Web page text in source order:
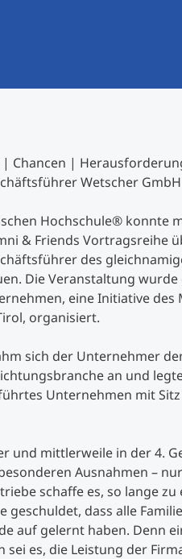
Chancen |
Wetscher
Hochschule® konnte
& Friends Vortragsreihe
des
Die Veranstaltung
eine Initiative des
organisiert.
sich der Unternehmer
an und
Unternehmen mit
und mittlerweile in der 4.
Ausnahmen –
schaffe es, so lange zu
geschuldet, dass alle
auf gelernt haben. Denn
sei es, die Leistung der